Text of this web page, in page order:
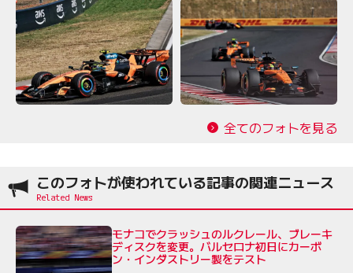
全てのフォトを見る
このフォトが使われている記事の関連ニュース
モナコでクラッシュのルクレール、ブレーキ
ディスクを変更。バルセロナ初日にカーボ
ン・インダストリー製をテスト